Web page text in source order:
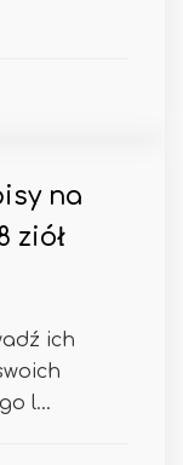
na
ziół
ich
l...